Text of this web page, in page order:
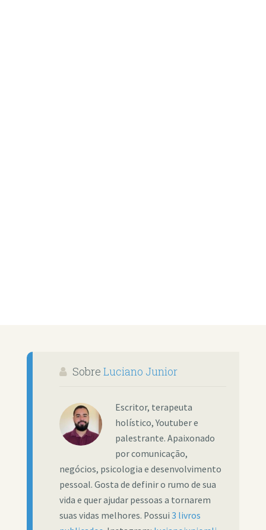
Sobre Luciano Junior
Escritor, terapeuta
holístico, Youtuber e
palestrante. Apaixonado
por comunicação,
negócios, psicologia e desenvolvimento
pessoal. Gosta de definir o rumo de sua
vida e quer ajudar pessoas a tornarem
suas vidas melhores. Possui 3 livros